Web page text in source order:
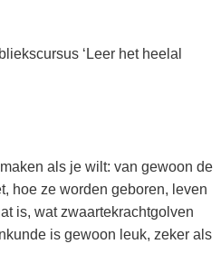
‘Leer het heelal
als je wilt: van gewoon de
hoe ze worden geboren, leven
is, wat zwaartekrachtgolven
is gewoon leuk, zeker als